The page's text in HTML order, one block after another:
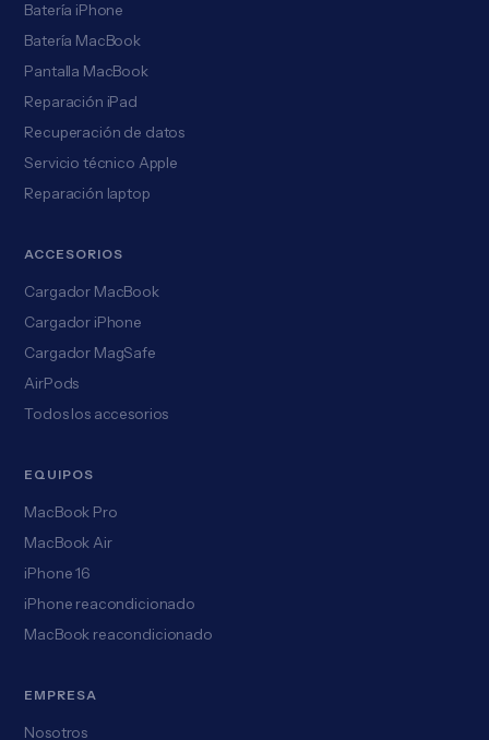
Batería iPhone
Batería MacBook
Pantalla MacBook
Reparación iPad
Recuperación de datos
Servicio técnico Apple
Reparación laptop
ACCESORIOS
Cargador MacBook
Cargador iPhone
Cargador MagSafe
AirPods
Todos los accesorios
EQUIPOS
MacBook Pro
MacBook Air
iPhone 16
iPhone reacondicionado
MacBook reacondicionado
EMPRESA
Nosotros